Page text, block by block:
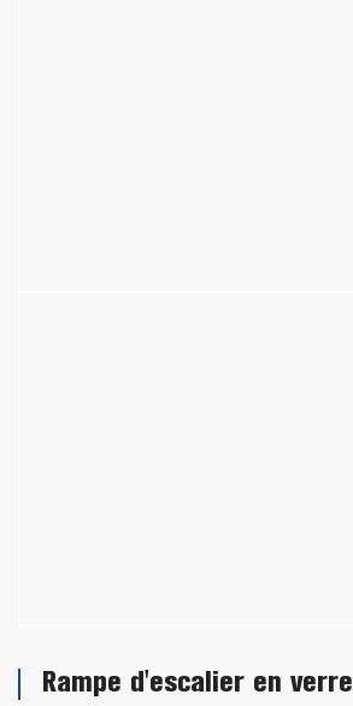
Rampe d'escalier en verre